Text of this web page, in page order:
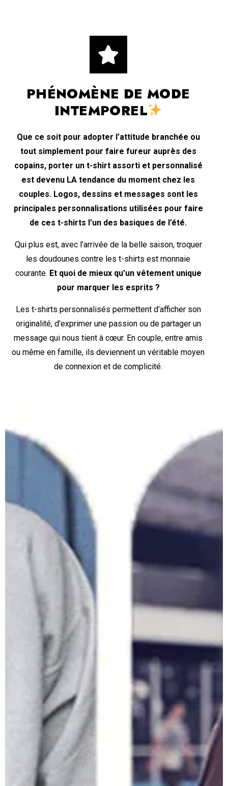
PHÉNOMÈNE DE MODE
INTEMPOREL
Que ce soit pour adopter l’attitude branchée ou
tout simplement pour faire fureur auprès des
copains, porter un t-shirt assorti et personnalisé
est devenu LA tendance du moment chez les
couples. Logos, dessins et messages sont les
principales personnalisations utilisées pour faire
de ces t-shirts l’un des basiques de l’été.
Qui plus est, avec l’arrivée de la belle saison, troquer
les doudounes contre les t-shirts est monnaie
courante. Et quoi de mieux qu’un vêtement unique
pour marquer les esprits ?
Les t-shirts personnalisés permettent d’afficher son
originalité, d’exprimer une passion ou de partager un
message qui nous tient à cœur. En couple, entre amis
ou même en famille, ils deviennent un véritable moyen
de connexion et de complicité.